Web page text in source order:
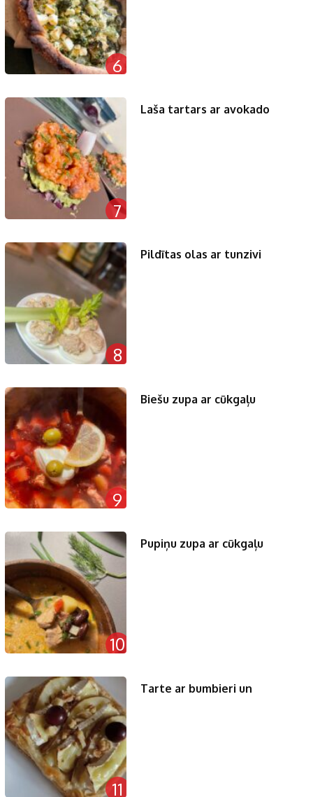
6
7
Laša tartars ar avokado
8
Pildītas olas ar tunzivi
9
Biešu zupa ar cūkgaļu
10
Pupiņu zupa ar cūkgaļu
11
Tarte ar bumbieri un